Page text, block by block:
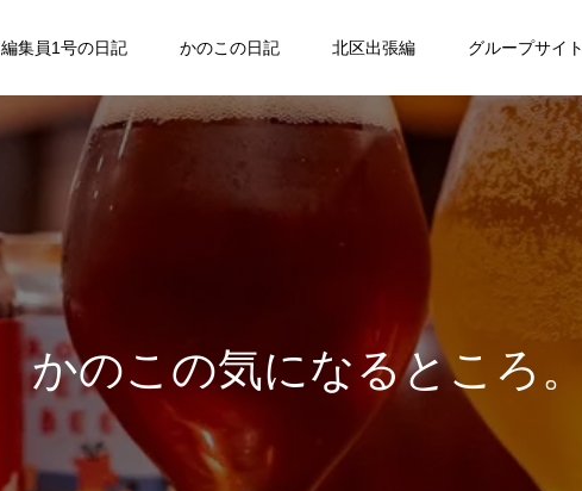
編集員1号の日記 かのこの日記 北区出張編 グループサイト
かのこの気になるところ。